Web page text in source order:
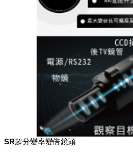
SR超分變率變倍鏡頭